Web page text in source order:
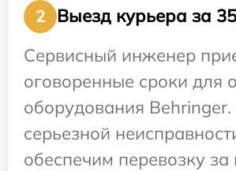
2
Выезд курьера за
Сервисный инженер
оговоренные сроки для
оборудования
серьезной
обеспечим перевозку за